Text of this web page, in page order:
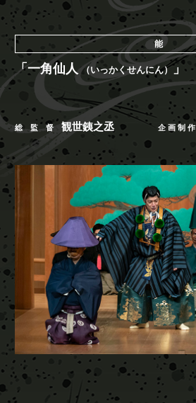
能
「一角仙人 （いっかくせんにん） 」
総 監 督 観世銕之丞 企 画 制 作